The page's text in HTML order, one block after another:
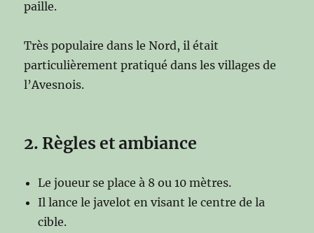
paille.
Très populaire dans le Nord, il était
particulièrement pratiqué dans les villages de
l’Avesnois.
2. Règles et ambiance
Le joueur se place à 8 ou 10 mètres.
Il lance le javelot en visant le centre de la
cible.